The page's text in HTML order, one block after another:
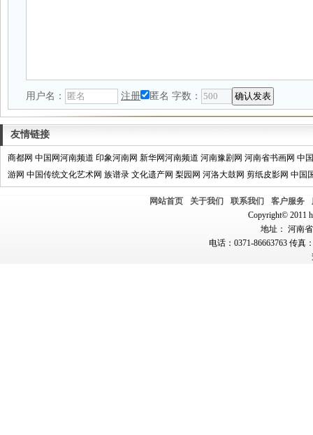
用户名： 注册 匿名 字数：
友情链接
商都网 中国网河南频道 印象河南网 新华网河南频道 河南豫剧网 河南省书画网 中
游网 中国传统文化艺术网 族谱录 文化遗产网 梨园网 河洛大鼓网 剪纸皮影网 中国
网站首页 关于我们 联系我们 客户服务
Copyright© 2011
地址： 河南
电话：0371-86663763 传真